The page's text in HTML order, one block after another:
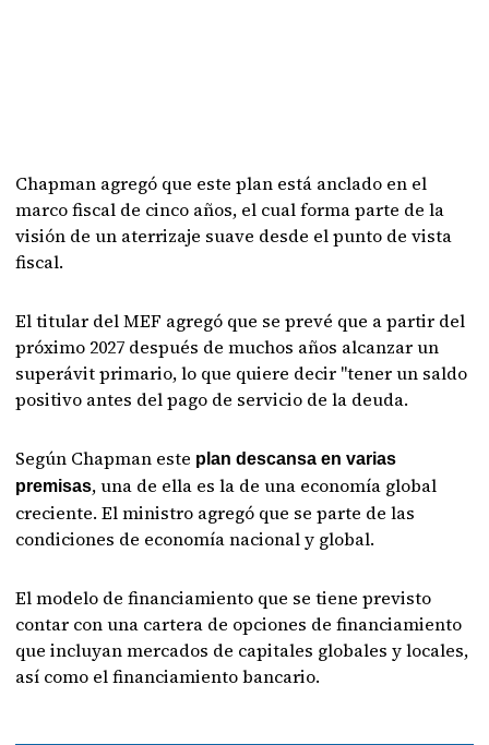
Chapman agregó que este plan está anclado en el
marco fiscal de cinco años, el cual forma parte de la
visión de un aterrizaje suave desde el punto de vista
fiscal.
El titular del MEF agregó que se prevé que a partir del
próximo 2027 después de muchos años alcanzar un
superávit primario, lo que quiere decir "tener un saldo
positivo antes del pago de servicio de la deuda.
Según Chapman este plan descansa en varias
premisas, una de ella es la de una economía global
creciente. El ministro agregó que se parte de las
condiciones de economía nacional y global.
El modelo de financiamiento que se tiene previsto
contar con una cartera de opciones de financiamiento
que incluyan mercados de capitales globales y locales,
así como el financiamiento bancario.